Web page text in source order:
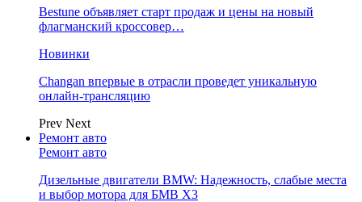
Bestune объявляет старт продаж и цены на новый
флагманский кроссовер…
Новинки
Changan впервые в отрасли проведет уникальную
онлайн-трансляцию
Prev Next
Ремонт авто
Ремонт авто
Дизельные двигатели BMW: Надежность, слабые места
и выбор мотора для БМВ Х3